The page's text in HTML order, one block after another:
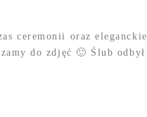
ceremonii oraz eleganckie
do zdjęć 🙂 Ślub odbył